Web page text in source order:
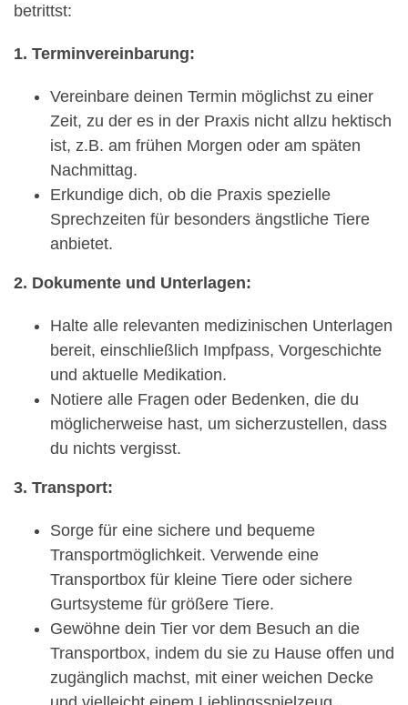
betrittst:
1. Terminvereinbarung:
Vereinbare deinen Termin möglichst zu einer
Zeit, zu der es in der Praxis nicht allzu hektisch
ist, z.B. am frühen Morgen oder am späten
Nachmittag.
Erkundige dich, ob die Praxis spezielle
Sprechzeiten für besonders ängstliche Tiere
anbietet.
2. Dokumente und Unterlagen:
Halte alle relevanten medizinischen Unterlagen
bereit, einschließlich Impfpass, Vorgeschichte
und aktuelle Medikation.
Notiere alle Fragen oder Bedenken, die du
möglicherweise hast, um sicherzustellen, dass
du nichts vergisst.
3. Transport:
Sorge für eine sichere und bequeme
Transportmöglichkeit. Verwende eine
Transportbox für kleine Tiere oder sichere
Gurtsysteme für größere Tiere.
Gewöhne dein Tier vor dem Besuch an die
Transportbox, indem du sie zu Hause offen und
zugänglich machst, mit einer weichen Decke